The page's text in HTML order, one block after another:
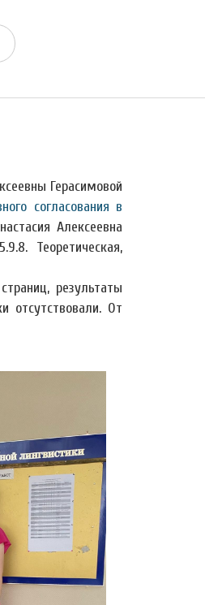
Герасимовой
согласования в
Алексеевна
Теоретическая,
результаты
отсутствовали. От